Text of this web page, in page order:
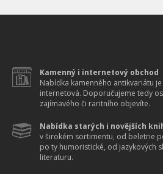
Kamenný i internetový obchod
Nabídka kamenného antikvariátu
internetová. Doporučujeme tedy
zajímavého či raritního objevíte.
Nabídka starých i novějších
v širokém sortimentu, od beletrie
po ty humoristické, od jazykových
literaturu.